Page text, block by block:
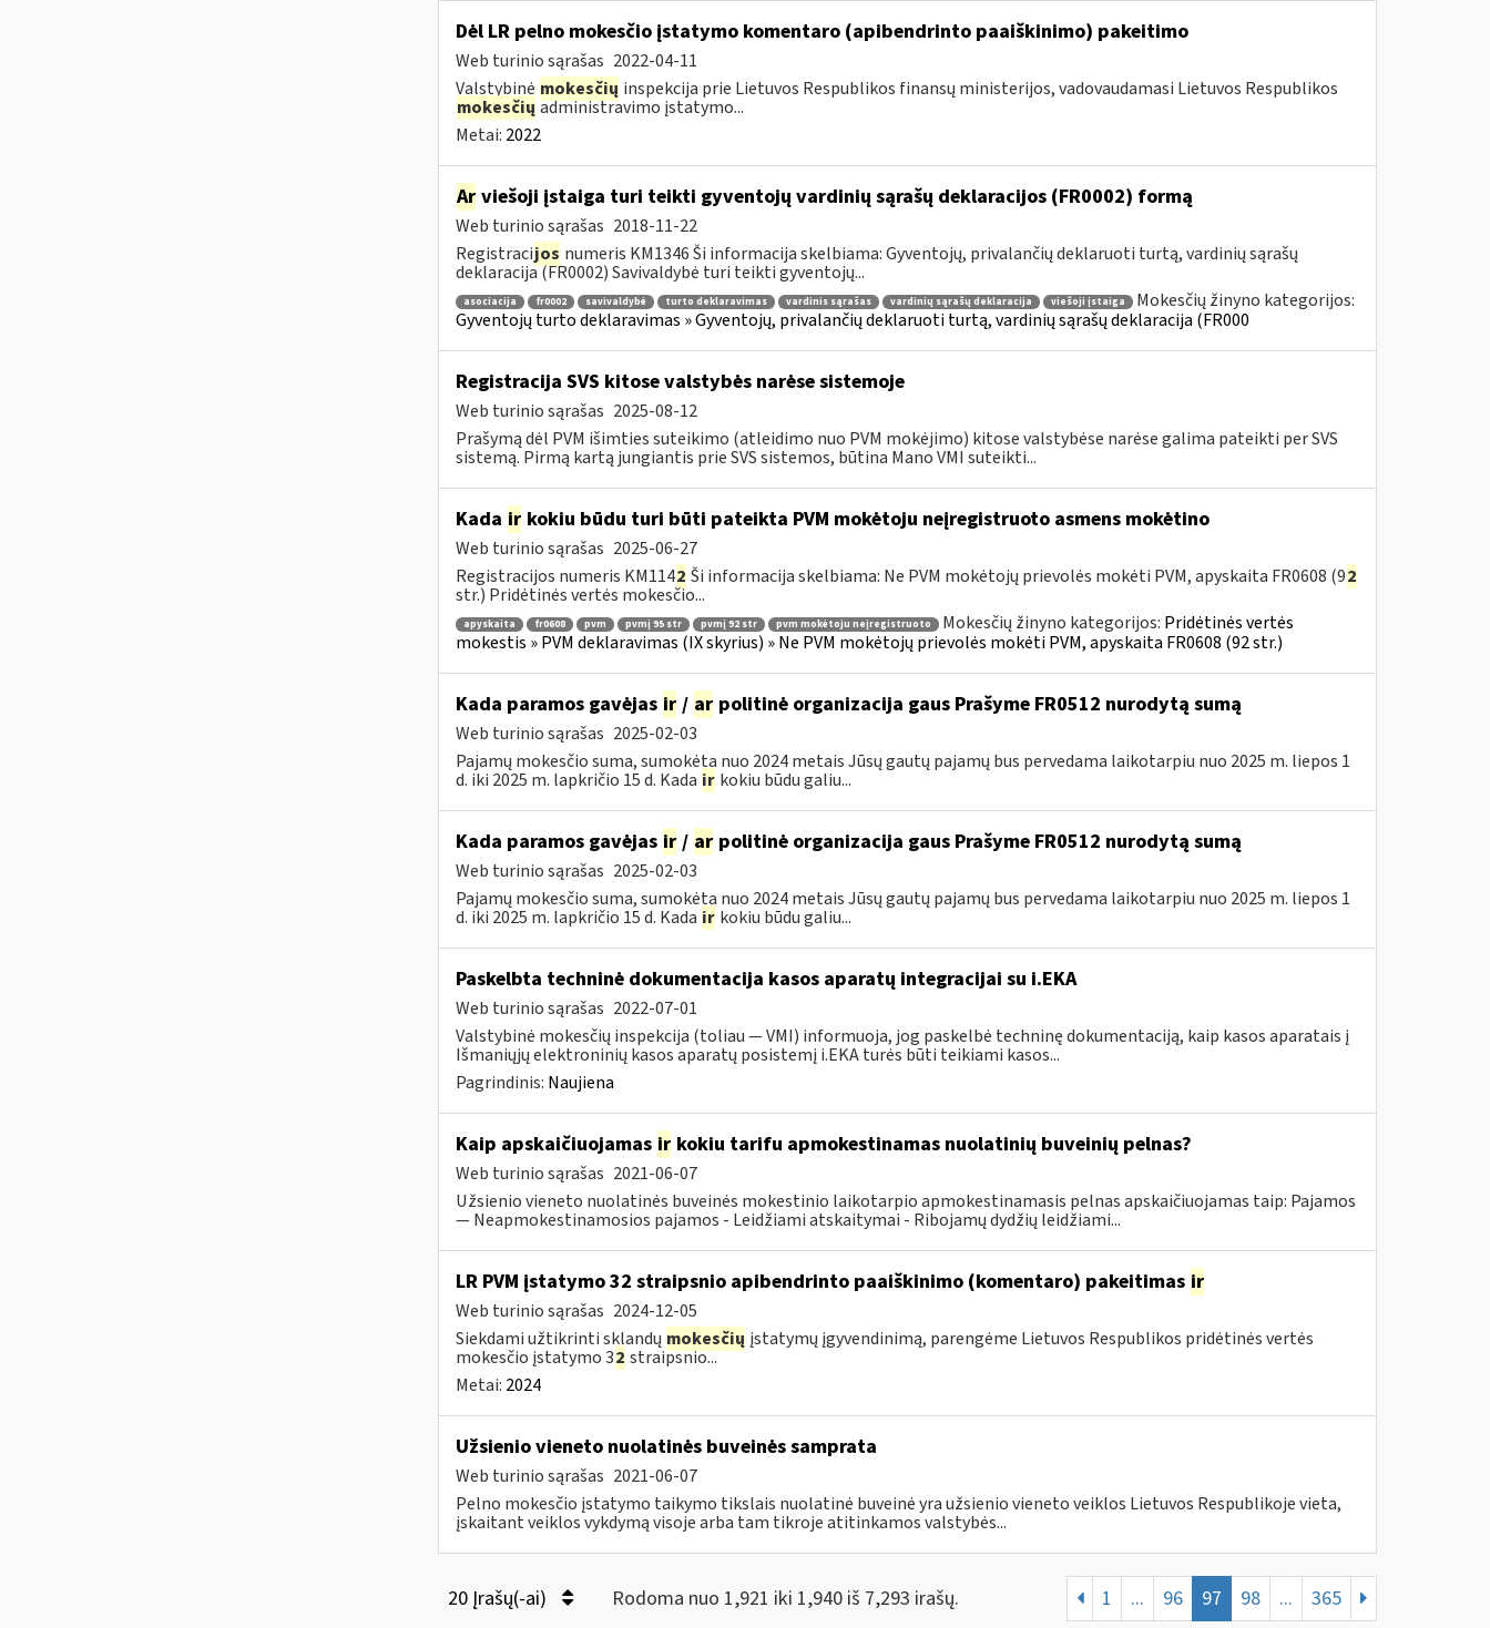
Dėl LR pelno mokesčio įstatymo komentaro (apibendrinto paaiškinimo) pakeitimo
Web turinio sąrašas 2022-04-11
Valstybinė mokesčių inspekcija prie Lietuvos Respublikos finansų ministerijos, vadovaudamasi Lietuvos Respublikos
mokesčių administravimo įstatymo...
Metai: 2022
Arviešoji įstaiga turi teikti gyventojų vardinių sąrašų deklaracijos (FR0002) formą
Web turinio sąrašas 2018-11-22
Registracijos numeris KM1346 Ši informacija skelbiama: Gyventojų, privalančių deklaruoti turtą, vardinių sąrašų
deklaracija (FR0002) Savivaldybė turi teikti gyventojų...
asociacija fr0002 savivaldybė turto deklaravimas vardinis sąrašas vardinių sąrašų deklaracija viešoji įstaiga
Mokesčių žinyno kategorijos:
Gyventojų turto deklaravimas » Gyventojų, privalančių deklaruoti turtą, vardinių sąrašų deklaracija (FR000
Registracija SVS kitose valstybės narėse sistemoje
Web turinio sąrašas 2025-08-12
Prašymą dėl PVM išimties suteikimo (atleidimo nuo PVM mokėjimo) kitose valstybėse narėse galima pateikti per SVS
sistemą. Pirmą kartą jungiantis prie SVS sistemos, būtina Mano VMI suteikti...
Kada irkokiu būdu turi būti pateikta PVM mokėtoju neįregistruoto asmens mokėtino
Web turinio sąrašas 2025-06-27
Registracijos numeris KM1142 Ši informacija skelbiama: Ne PVM mokėtojų prievolės mokėti PVM, apyskaita FR0608 (92
str.) Pridėtinės vertės mokesčio...
apyskaita fr0608 pvm pvmį 95 str pvmį 92 str pvm mokėtoju neįregistruoto Mokesčių žinyno kategorijos: Pridėtinės vertės
mokestis » PVM deklaravimas (IX skyrius) » Ne PVM mokėtojų prievolės mokėti PVM, apyskaita FR0608 (92 str.)
Kada paramos gavėjas ir/ arpolitinė organizacija gaus Prašyme FR0512 nurodytą sumą
Web turinio sąrašas 2025-02-03
Pajamų mokesčio suma, sumokėta nuo 2024 metais Jūsų gautų pajamų bus pervedama laikotarpiu nuo 2025 m. liepos 1
d. iki 2025 m. lapkričio 15 d. Kada ir kokiu būdu galiu...
Kada paramos gavėjas ir/ arpolitinė organizacija gaus Prašyme FR0512 nurodytą sumą
Web turinio sąrašas 2025-02-03
Pajamų mokesčio suma, sumokėta nuo 2024 metais Jūsų gautų pajamų bus pervedama laikotarpiu nuo 2025 m. liepos 1
d. iki 2025 m. lapkričio 15 d. Kada ir kokiu būdu galiu...
Paskelbta techninė dokumentacija kasos aparatų integracijai su i.EKA
Web turinio sąrašas 2022-07-01
Valstybinė mokesčių inspekcija (toliau — VMI) informuoja, jog paskelbė techninę dokumentaciją, kaip kasos aparatais į
Išmaniųjų elektroninių kasos aparatų posistemį i.EKA turės būti teikiami kasos...
Pagrindinis: Naujiena
Kaip apskaičiuojamas irkokiu tarifu apmokestinamas nuolatinių buveinių pelnas?
Web turinio sąrašas 2021-06-07
Užsienio vieneto nuolatinės buveinės mokestinio laikotarpio apmokestinamasis pelnas apskaičiuojamas taip: Pajamos
— Neapmokestinamosios pajamos - Leidžiami atskaitymai - Ribojamų dydžių leidžiami...
LR PVM įstatymo 32 straipsnio apibendrinto paaiškinimo (komentaro) pakeitimas ir
Web turinio sąrašas 2024-12-05
Siekdami užtikrinti sklandų mokesčių įstatymų įgyvendinimą, parengėme Lietuvos Respublikos pridėtinės vertės
mokesčio įstatymo 32 straipsnio...
Metai: 2024
Užsienio vieneto nuolatinės buveinės samprata
Web turinio sąrašas 2021-06-07
Pelno mokesčio įstatymo taikymo tikslais nuolatinė buveinė yra užsienio vieneto veiklos Lietuvos Respublikoje vieta,
įskaitant veiklos vykdymą visoje arba tam tikroje atitinkamos valstybės...
20 Įrašų(-ai) Rodoma nuo 1,921 iki 1,940 iš 7,293 irašų. 1 ... 96 97 98 ... 365